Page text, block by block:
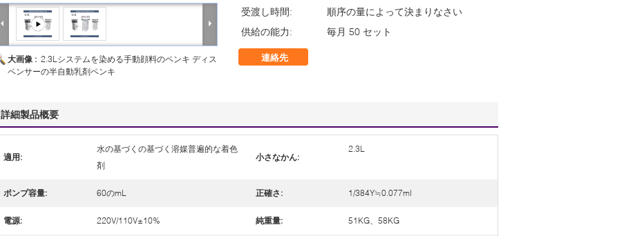
大画像 : 2.3Lシステムを染める手動顔料のペンキ ディス
ペンサーの半自動乳剤ペンキ
受渡し時間:
順序の量によって決まりなさい
供給の能力:
毎月 50 セット
連絡先
詳細製品概要
適用:
水の基づくの基づく溶媒普遍的な着色
剤
小さなかん:
2.3L
ポンプ容量: 60のmL 正確さ: 1/384Y≒0.077ml
電源: 220V/110V±10% 純重量: 51KG、58KG